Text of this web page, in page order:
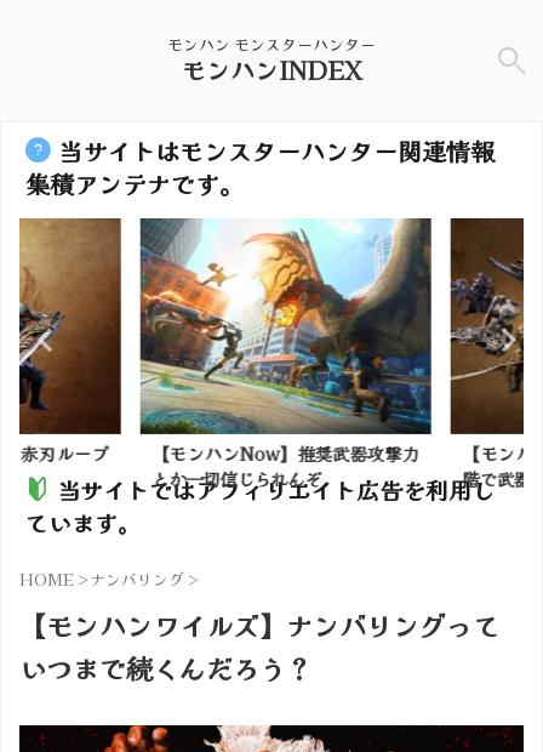
モンハン モンスターハンター
モンハンINDEX
当サイトはモンスターハンター関連情報
集積アンテナです。
刃ループ
【モンハンNow】推奨武器攻撃力
とか一切信じられんぞ
【モンハ
階で武器
当サイトではアフィリエイト広告を利用し
ています。
HOME >ナンバリング >
【モンハンワイルズ】ナンバリングって
いつまで続くんだろう？